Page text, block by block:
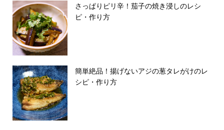
さっぱりピリ辛！茄子の焼き浸しのレシ
ピ・作り方
簡単絶品！揚げないアジの葱タレがけのレ
シピ・作り方